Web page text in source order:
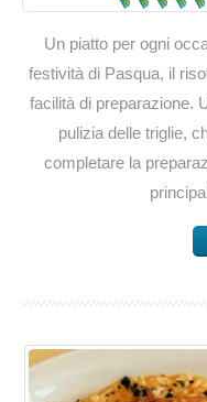
Un piatto per ogni
festività di Pasqua, il
facilità di preparazione.
pulizia delle triglie,
completare la